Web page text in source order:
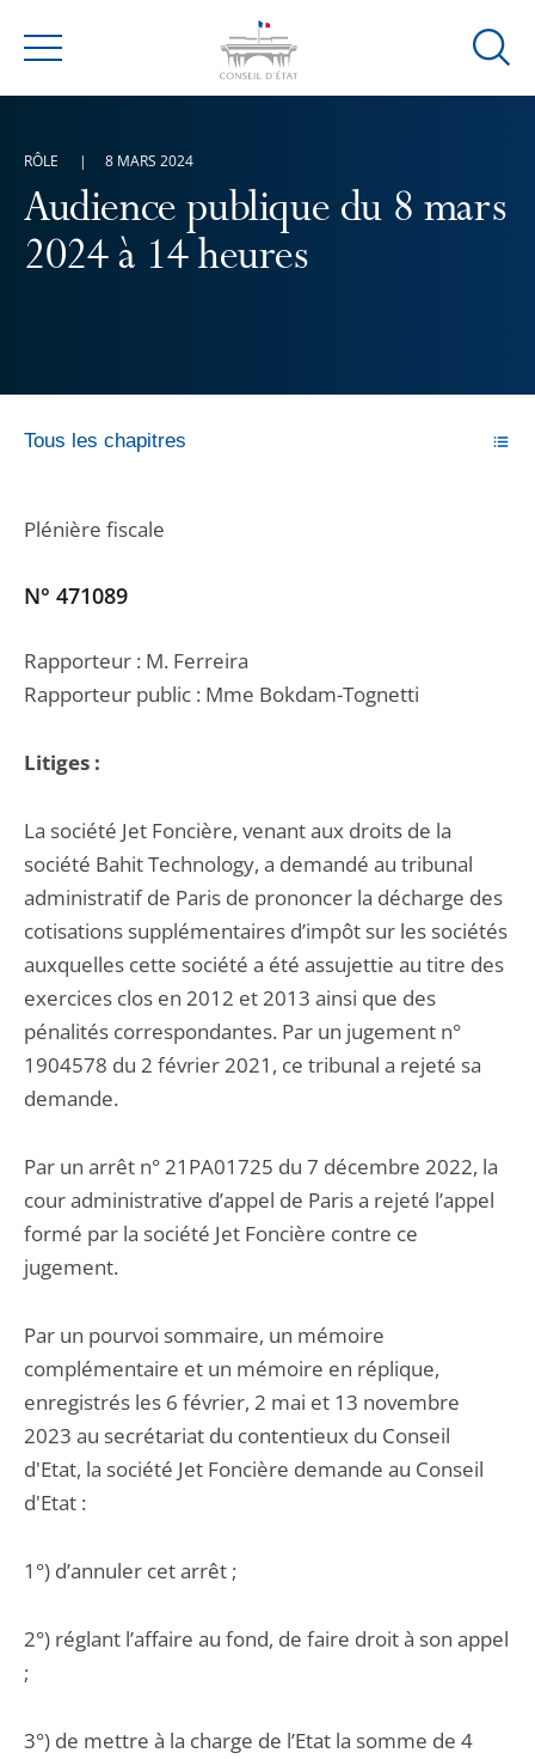
Menu
Ouvrir
Audience publique du 8 mars
2024 à 14 heures
RÔLE 8 MARS 2024
Tous les chapitres
Plénière fiscale
N° 471089
Rapporteur : M. Ferreira
Rapporteur public : Mme Bokdam-Tognetti
Litiges :
La société Jet Foncière, venant aux droits de la
société Bahit Technology, a demandé au tribunal
administratif de Paris de prononcer la décharge des
cotisations supplémentaires d’impôt sur les sociétés
auxquelles cette société a été assujettie au titre des
exercices clos en 2012 et 2013 ainsi que des
pénalités correspondantes. Par un jugement n°
1904578 du 2 février 2021, ce tribunal a rejeté sa
demande.
Par un arrêt n° 21PA01725 du 7 décembre 2022, la
cour administrative d’appel de Paris a rejeté l’appel
formé par la société Jet Foncière contre ce
jugement.
Par un pourvoi sommaire, un mémoire
complémentaire et un mémoire en réplique,
enregistrés les 6 février, 2 mai et 13 novembre
2023 au secrétariat du contentieux du Conseil
d'Etat, la société Jet Foncière demande au Conseil
d'Etat :
1°) d’annuler cet arrêt ;
2°) réglant l’affaire au fond, de faire droit à son appel
;
3°) de mettre à la charge de l’Etat la somme de 4